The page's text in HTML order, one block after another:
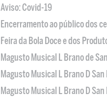
Aviso: Covid-19
Encerramento ao público dos
Feira da Bola Doce e dos
Magusto Musical L Brano de
Magusto Musical L Brano D
Magusto Musical L Brano D